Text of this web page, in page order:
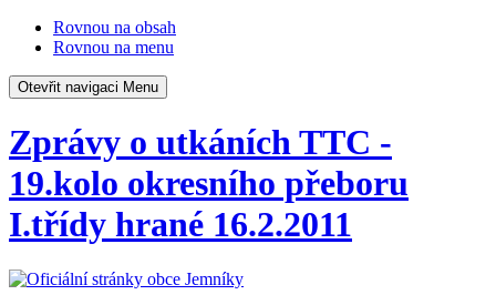
Rovnou na obsah
Rovnou na menu
Otevřit navigaci Menu
Zprávy o utkáních TTC -
19.kolo okresního přeboru
I.třídy hrané 16.2.2011